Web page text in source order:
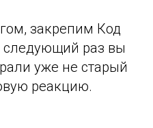
закрепим Код
следующий раз вы
уже не старый
реакцию.